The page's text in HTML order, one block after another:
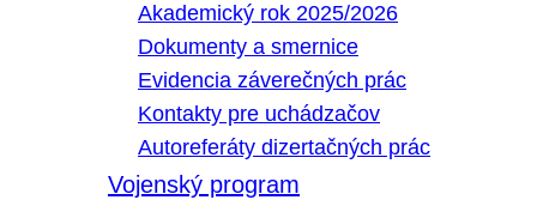
Akademický rok 2025/2026
Dokumenty a smernice
Evidencia záverečných prác
Kontakty pre uchádzačov
Autoreferáty dizertačných prác
Vojenský program